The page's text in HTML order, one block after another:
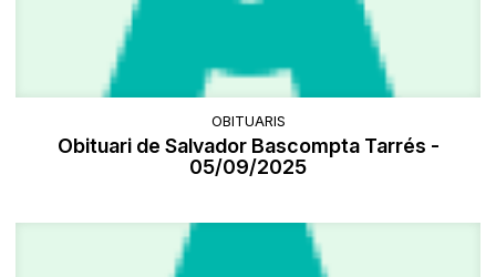
OBITUARIS
Obituari de Salvador Bascompta Tarrés -
05/09/2025